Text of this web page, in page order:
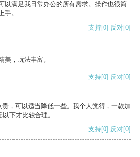
以满足我日常办公的所有需求。操作也很简
手。
支持[0] 反对[0]
美，玩法丰富。
支持[0] 反对[0]
，可以适当降低一些。我个人觉得，一款加
下才比较合理。
支持[0] 反对[0]